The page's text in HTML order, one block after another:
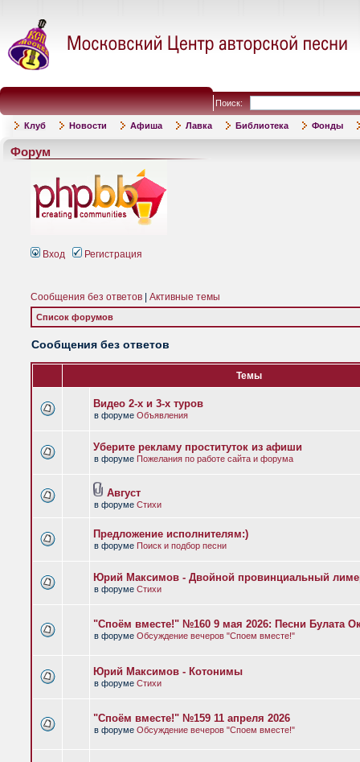
Поиск:
Клуб Новости Афиша Лавка Библиотека Фонды
Форум
Вход Регистрация
Сообщения без ответов Активные темы
Список форумов
Сообщения без ответов
Темы
Видео 2-х и 3-х туров
в форуме Объявления
Уберите рекламу проституток из афиши
в форуме Пожелания по работе сайта и форума
Август
в форуме Стихи
Предложение исполнителям:)
в форуме Поиск и подбор песни
Юрий Максимов - Двойной провинциальный
в форуме Стихи
"Споём вместе!" №160 9 мая 2026: Песни Булата
в форуме Обсуждение вечеров "Споем вместе!"
Юрий Максимов - Котонимы
в форуме Стихи
"Споём вместе!" №159 11 апреля 2026
в форуме Обсуждение вечеров "Споем вместе!"